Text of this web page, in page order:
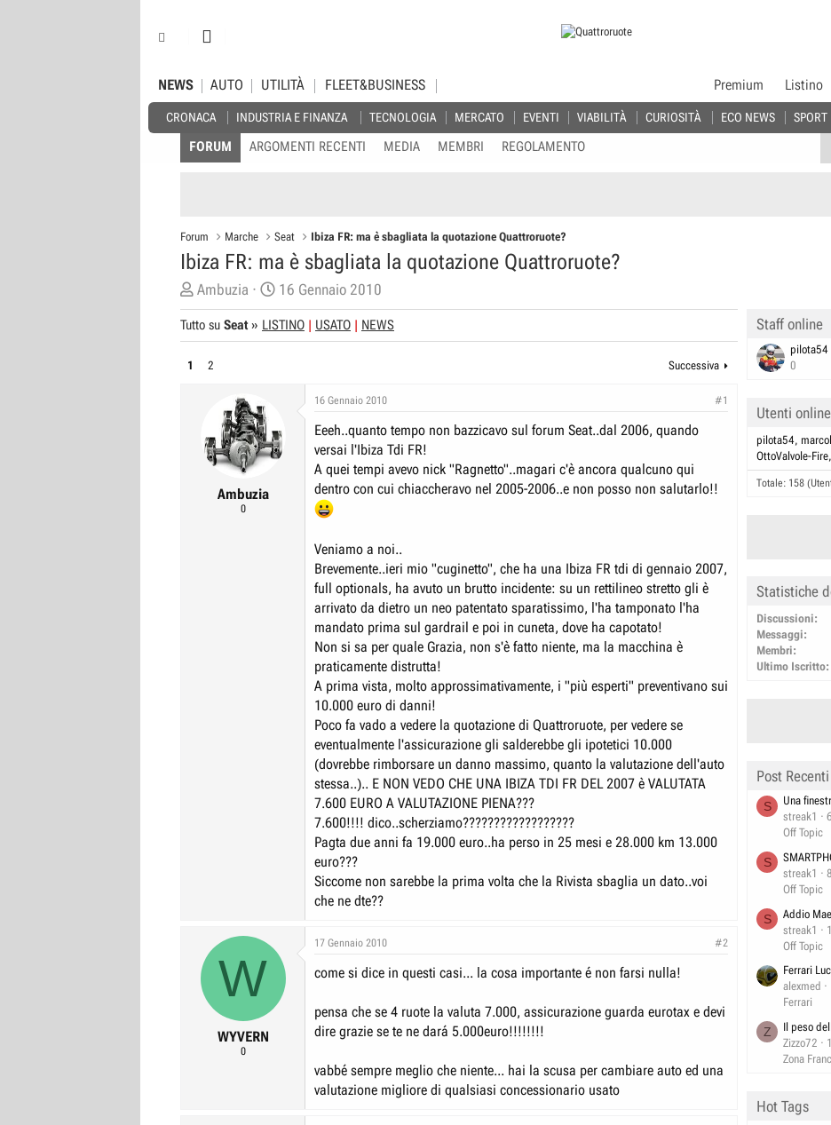
NEWS
CRONACA INDUSTRIA E FINANZA TECNOLOGIA MERCATO EVENTI VIABILITÀ CURIOSITÀ ECO NEWS SPORT
AUTO UTILITÀ FLEET&BUSINESS Premium Listino
FORUM ARGOMENTI RECENTI MEDIA MEMBRI REGOLAMENTO
Forum Marche Seat Ibiza FR: ma è sbagliata la quotazione Quattroruote?
Ibiza FR: ma è sbagliata la quotazione Quattroruote?
C
r
e
Ambuzia
D
a
t
n
i
16 Gennaio 2010
Tutto su Seat» LISTINO USATO NEWS
1 2 Successiva
Ambuzia
0
16 Gennaio 2010 #1
Eeeh..quanto tempo non bazzicavo sul forum Seat..dal 2006, quando
versai l'Ibiza Tdi FR!
A quei tempi avevo nick "Ragnetto"..magari c'è ancora qualcuno qui
dentro con cui chiaccheravo nel 2005-2006..e non posso non salutarlo!!
Veniamo a noi..
Brevemente..ieri mio "cuginetto", che ha una Ibiza FR tdi di gennaio 2007,
full optionals, ha avuto un brutto incidente: su un rettilineo stretto gli è
arrivato da dietro un neo patentato sparatissimo, l'ha tamponato l'ha
mandato prima sul gardrail e poi in cuneta, dove ha capotato!
Non si sa per quale Grazia, non s'è fatto niente, ma la macchina è
praticamente distrutta!
A prima vista, molto approssimativamente, i "più esperti" preventivano sui
10.000 euro di danni!
Poco fa vado a vedere la quotazione di Quattroruote, per vedere se
eventualmente l'assicurazione gli salderebbe gli ipotetici 10.000
(dovrebbe rimborsare un danno massimo, quanto la valutazione dell'auto
stessa..).. E NON VEDO CHE UNA IBIZA TDI FR DEL 2007 è VALUTATA
7.600 EURO A VALUTAZIONE PIENA???
7.600!!!! dico..scherziamo??????????????????
Pagta due anni fa 19.000 euro..ha perso in 25 mesi e 28.000 km 13.000
euro???
Siccome non sarebbe la prima volta che la Rivista sbaglia un dato..voi
che ne dte??
W
WYVERN
0
17 Gennaio 2010 #2
come si dice in questi casi... la cosa importante é non farsi nulla!
pensa che se 4 ruote la valuta 7.000, assicurazione guarda eurotax e devi
dire grazie se te ne dará 5.000euro!!!!!!!!
vabbé sempre meglio che niente... hai la scusa per cambiare auto ed una
valutazione migliore di qualsiasi concessionario usato
Staff online
pilota54
0
Utenti online
pilota54
OttoValvole-Fire
Totale: 158
Statistiche
Discussioni
Messaggi
Membri
Ultimo Iscritto
Post Recenti
S
Una
streak1
Off Topic
S
streak1
Off Topic
S
Addio
streak1
Off Topic
Ferrari
alexmed
Ferrari
Z
Il peso
Zizzo72
Zona
Hot Tags